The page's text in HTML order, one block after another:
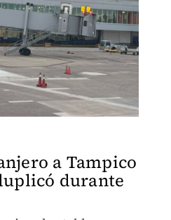
a Tampico
durante